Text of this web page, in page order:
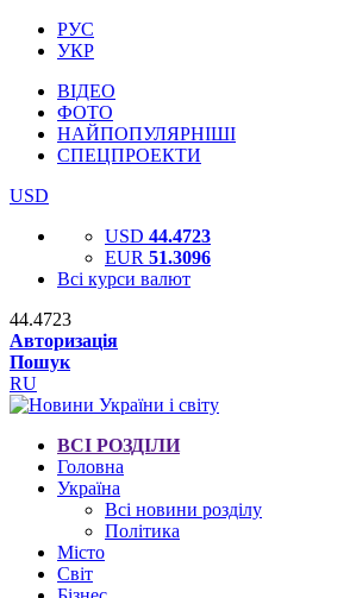
РУС
УКР
ВІДЕО
ФОТО
НАЙПОПУЛЯРНІШІ
СПЕЦПРОЕКТИ
USD
USD 44.4723
EUR 51.3096
Всі курси валют
44.4723
Авторизація
Пошук
RU
ВСІ РОЗДІЛИ
Головна
Україна
Всі новини розділу
Політика
Місто
Світ